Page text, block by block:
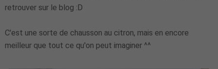
retrouver sur le blog :D
C'est une sorte de chausson au citron, mais en encore
meilleur que tout ce qu'on peut imaginer ^^